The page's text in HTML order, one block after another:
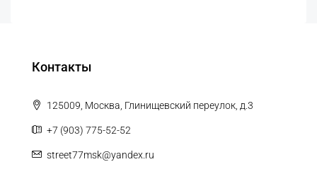
Контакты
125009, Москва, Глинищевский переулок, д.3
+7 (903) 775-52-52
street77msk@yandex.ru